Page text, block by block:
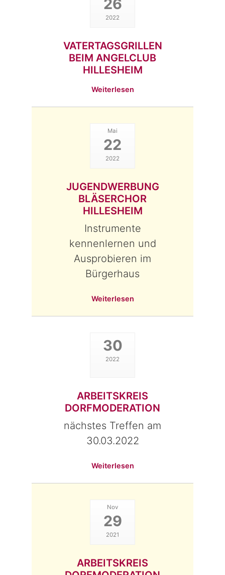
26
2022
VATERTAGSGRILLEN
BEIM ANGELCLUB
HILLESHEIM
Weiterlesen
Mai
22
2022
JUGENDWERBUNG
BLÄSERCHOR
HILLESHEIM
Instrumente
kennenlernen und
Ausprobieren im
Bürgerhaus
Weiterlesen
30
2022
ARBEITSKREIS
DORFMODERATION
nächstes Treffen am
30.03.2022
Weiterlesen
Nov
29
2021
ARBEITSKREIS